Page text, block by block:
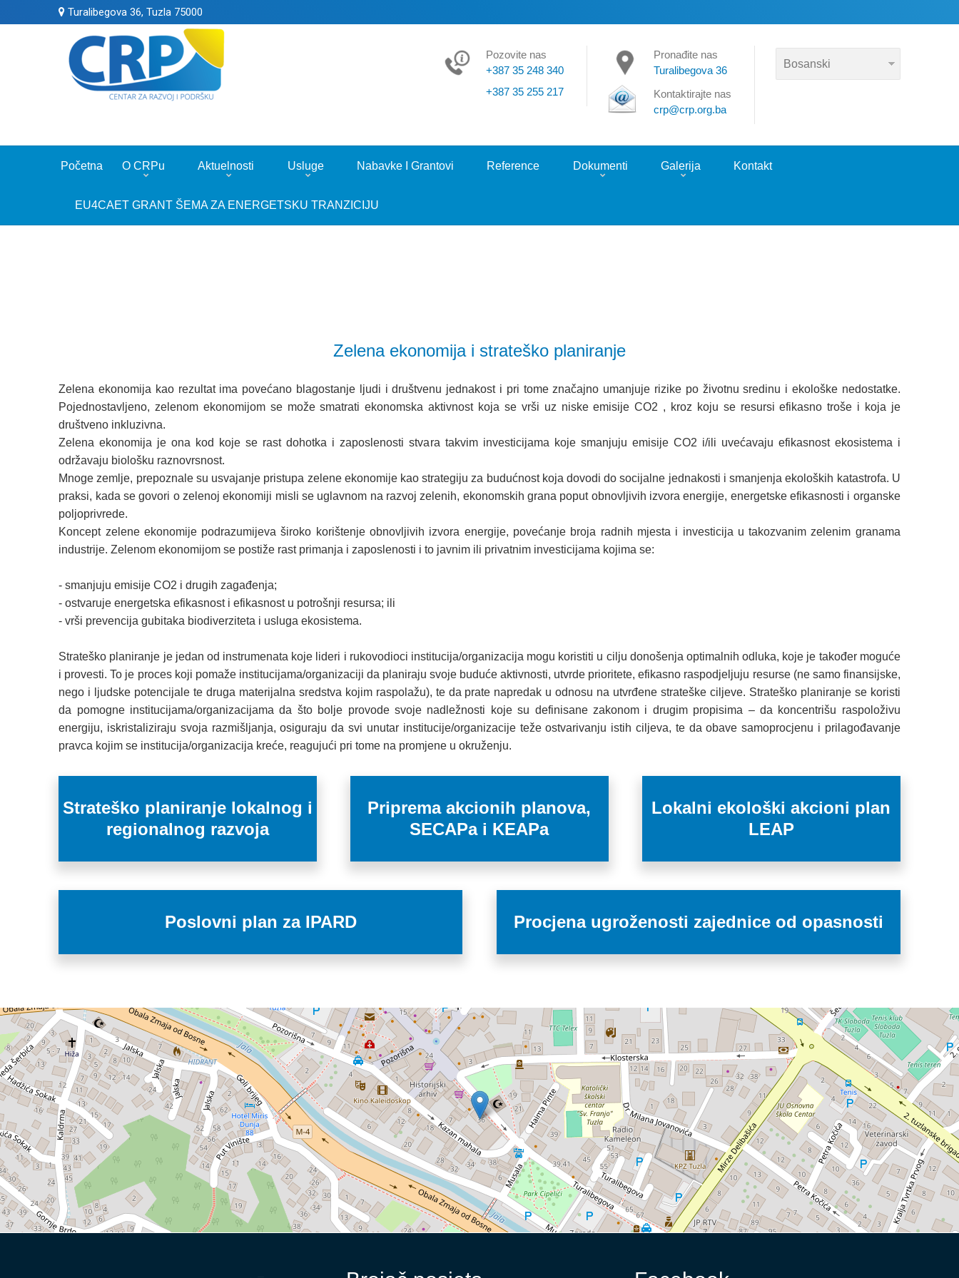
Turalibegova 36, Tuzla 75000
Pozovite nas
+387 35 248 340
+387 35 255 217
Pronađite nas
Turalibegova 36
Kontaktirajte nas
crp@crp.org.ba
Početna O CRPu Aktuelnosti Usluge Nabavke I Grantovi Reference Dokumenti Galerija Kontakt
EU4CAET GRANT ŠEMA ZA ENERGETSKU TRANZICIJU
Zelena ekonomija i strateško planiranje
Zelena ekonomija kao rezultat ima povećano blagostanje ljudi i društvenu jednakost i pri tome značajno umanjuje rizike po životnu sredinu i ekološke nedostatke.
Pojednostavljeno, zelenom ekonomijom se može smatrati ekonomska aktivnost koja se vrši uz niske emisije CO2 , kroz koju se resursi efikasno troše i koja je
društveno inkluzivna.
Zelena ekonomija je ona kod koje se rast dohotka i zaposlenosti stvara takvim investicijama koje smanjuju emisije CO2 i/ili uvećavaju efikasnost ekosistema i
održavaju biološku raznovrsnost.
Mnoge zemlje, prepoznale su usvajanje pristupa zelene ekonomije kao strategiju za budućnost koja dovodi do socijalne jednakosti i smanjenja ekoloških katastrofa. U
praksi, kada se govori o zelenoj ekonomiji misli se uglavnom na razvoj zelenih, ekonomskih grana poput obnovljivih izvora energije, energetske efikasnosti i organske
poljoprivrede.
Koncept zelene ekonomije podrazumijeva široko korištenje obnovljivih izvora energije, povećanje broja radnih mjesta i investicija u takozvanim zelenim granama
industrije. Zelenom ekonomijom se postiže rast primanja i zaposlenosti i to javnim ili privatnim investicijama kojima se:
- smanjuju emisije CO2 i drugih zagađenja;
- ostvaruje energetska efikasnost i efikasnost u potrošnji resursa; ili
- vrši prevencija gubitaka biodiverziteta i usluga ekosistema.
Strateško planiranje je jedan od instrumenata koje lideri i rukovodioci institucija/organizacija mogu koristiti u cilju donošenja optimalnih odluka, koje je također moguće
i provesti. To je proces koji pomaže institucijama/organizaciji da planiraju svoje buduće aktivnosti, utvrde prioritete, efikasno raspodjeljuju resurse (ne samo finansijske,
nego i ljudske potencijale te druga materijalna sredstva kojim raspolažu), te da prate napredak u odnosu na utvrđene strateške ciljeve. Strateško planiranje se koristi
da pomogne institucijama/organizacijama da što bolje provode svoje nadležnosti koje su definisane zakonom i drugim propisima – da koncentrišu raspoloživu
energiju, iskristaliziraju svoja razmišljanja, osiguraju da svi unutar institucije/organizacije teže ostvarivanju istih ciljeva, te da obave samoprocjenu i prilagođavanje
pravca kojim se institucija/organizacija kreće, reagujući pri tome na promjene u okruženju.
Strateško planiranje lokalnog i
regionalnog razvoja
Priprema akcionih planova,
SECAPa i KEAPa
Lokalni ekološki akcioni plan
LEAP
Poslovni plan za IPARD Procjena ugroženosti zajednice od opasnosti